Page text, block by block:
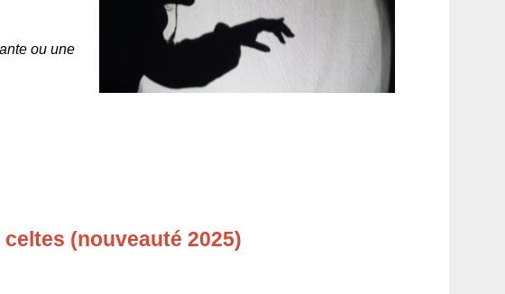
ou une
(nouveauté 2025)